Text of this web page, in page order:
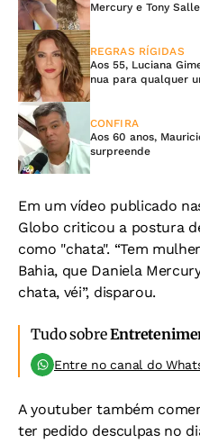
Mercury e Tony
REGRAS RÍGIDAS
Aos 55, Luciana
nua para qualquer
CONFIRA
Aos 60 anos,
surpreende
Em um vídeo publicado
Globo criticou a postura
como "chata". “Tem
Bahia, que Daniela
chata, véi”, disparou.
Tudo sobre
Entre no canal do
A youtuber também
ter pedido desculpas no